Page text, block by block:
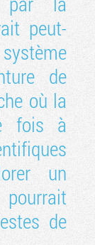
peut-
de
où la
fois à
un
de